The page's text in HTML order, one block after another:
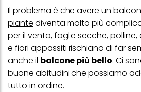
Il problema è che avere un
piante diventa molto più
per il vento, foglie secche,
e fiori appassiti rischiano di far
anche il balcone più bello. Ci
buone abitudini che possiamo
tutto in ordine.